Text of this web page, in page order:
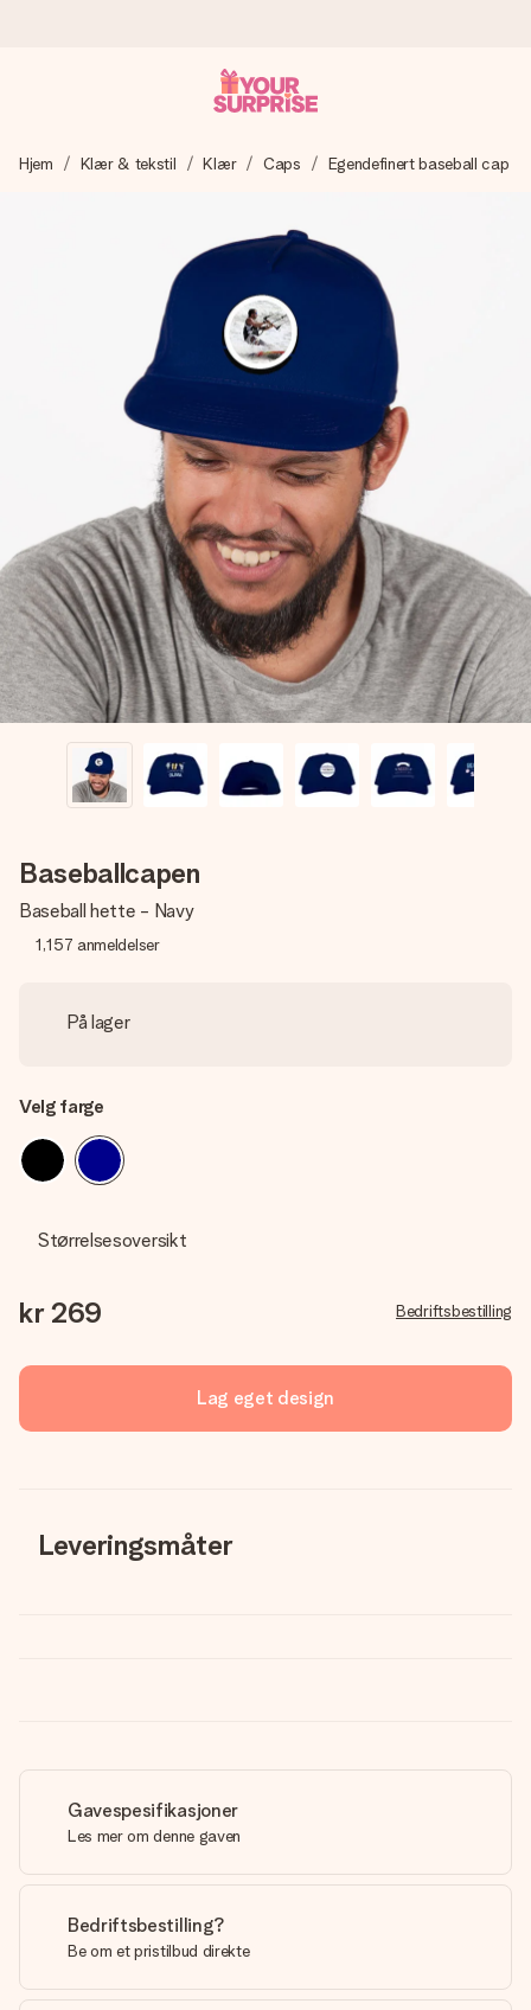
Vi lager dine gaver med omtanke og sender den avgårde så
4,5 (basert på +15 000 anmeldelser)
Gavene våre inspirerer. Kundene gir oss 4,5 på Google
Gratis kort med hilsen
Lag noe unikt med bare noen få steg - med hennes navn,
et bilde av dere eller en beskjed som virkelig berører
hjertet. Ikke noe tull, bare masse kjærlighet i øyeblikket.
Hjem Klær & tekstil Klær Caps Egendefinert baseball cap
Baseballcapen
Baseball hette - Navy
1,157 anmeldelser
På lager
Velg farge
Størrelsesoversikt
kr 269 Bedriftsbestilling
Lag eget design
Leveringsmåter
Gavespesifikasjoner
Les mer om denne gaven
Bedriftsbestilling?
Be om et pristilbud direkte